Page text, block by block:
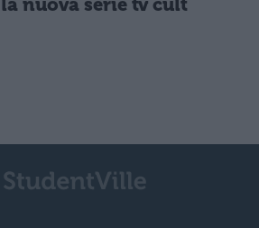
la nuova serie tv cult